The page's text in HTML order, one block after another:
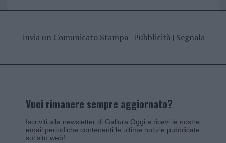
Invia un Comunicato Stampa| Pubblicità| Segnala
Vuoi rimanere sempre aggiornato?
Iscriviti alla newsletter di Gallura Oggi e ricevi le nostre
email periodiche contenenti le ultime notizie pubblicate
sul sito web!